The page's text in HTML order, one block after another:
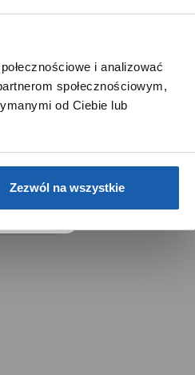
i analizować
społecznościowym,
od Ciebie lub
Zezwól na wszystkie
Informacje firmowe
Informacje
Grupy Zibi S.A.
i